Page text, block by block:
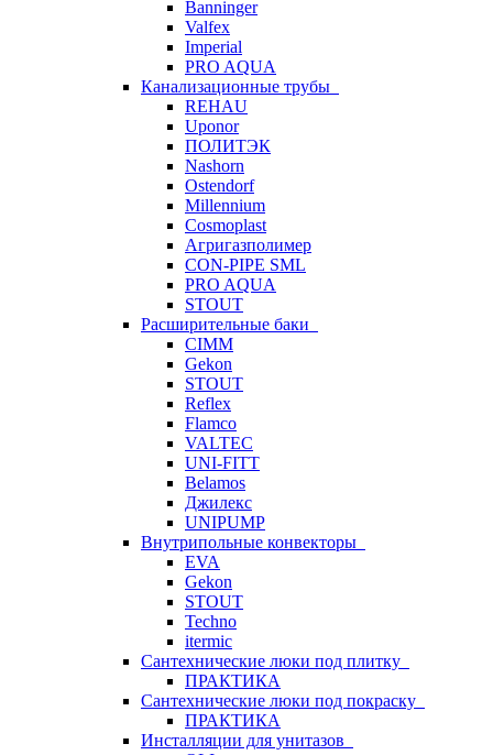
Banninger
Valfex
Imperial
PRO AQUA
Канализационные трубы
REHAU
Uponor
ПОЛИТЭК
Nashorn
Ostendorf
Millennium
Cosmoplast
Агригазполимер
CON-PIPE SML
PRO AQUA
STOUT
Расширительные баки
CIMM
Gekon
STOUT
Reflex
Flamco
VALTEC
UNI-FITT
Belamos
Джилекс
UNIPUMP
Внутрипольные конвекторы
EVA
Gekon
STOUT
Techno
itermic
Сантехнические люки под плитку
ПРАКТИКА
Сантехнические люки под покраску
ПРАКТИКА
Инсталляции для унитазов